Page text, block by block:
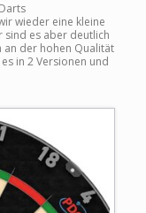
wieder eine kleine
sind es aber deutlich
an der hohen Qualität
in 2 Versionen und